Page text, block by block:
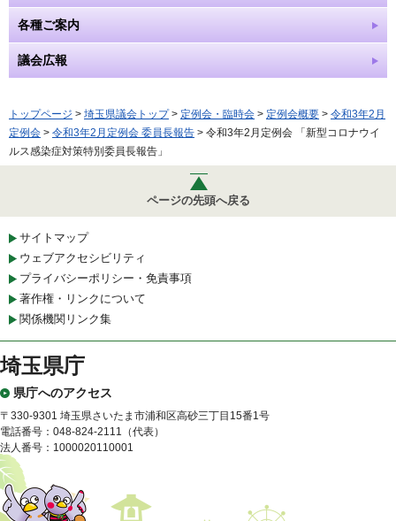
各種ご案内
議会広報
トップページ > 埼玉県議会トップ> 定例会・臨時会 > 定例会概要 > 令和3年2月
定例会 > 令和3年2月定例会 委員長報告 > 令和3年2月定例会 「新型コロナウイ
ルス感染症対策特別委員長報告」
ページの先頭へ戻る
サイトマップ
ウェブアクセシビリティ
プライバシーポリシー・免責事項
著作権・リンクについて
関係機関リンク集
埼玉県庁
県庁へのアクセス
〒330-9301 埼玉県さいたま市浦和区高砂三丁目15番1号
電話番号：048-824-2111（代表）
法人番号：1000020110001